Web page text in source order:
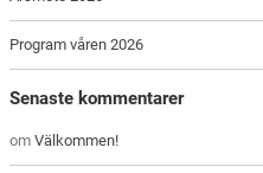
Program våren 2026
Senaste kommentarer
omVälkommen!